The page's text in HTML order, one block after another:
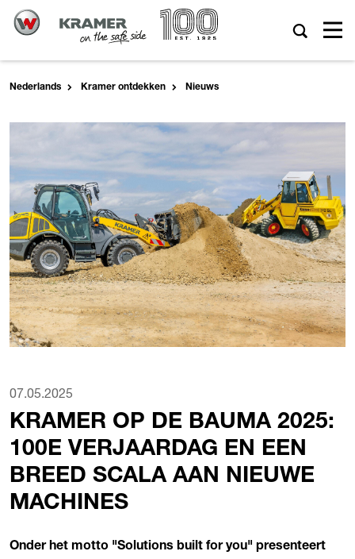
Nederlands Kramer ontdekken Nieuws
07.05.2025
KRAMER OP DE BAUMA 2025:
100E VERJAARDAG EN EEN
BREED SCALA AAN NIEUWE
MACHINES
Onder het motto "Solutions built for you" presenteert